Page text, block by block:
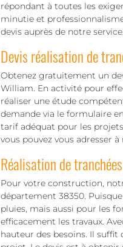
répondant à toutes les
minutie et
devis auprès de notre
Devis réalisation de
Obtenez gratuitement un
William. En activité pour
réaliser une étude
demande via le formulaire
tarif adéquat pour les
vous pouvez vous adresser à
Réalisation de
Pour votre construction,
département 38350.
pluies, mais aussi pour les
efficacement les travaux.
hauteur des besoins. Il suffit